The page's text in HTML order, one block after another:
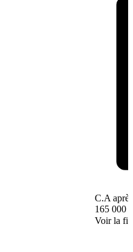
C.A
165 000 €
Voir la